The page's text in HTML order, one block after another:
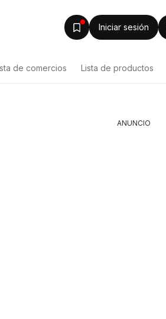
Iniciar sesión
de comercios Lista de productos
ANUNCIO